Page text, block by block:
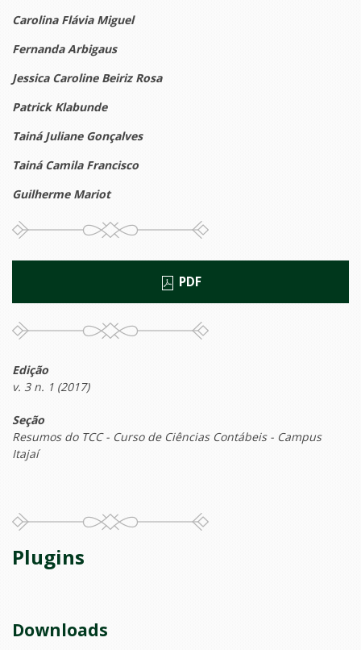
Carolina Flávia Miguel
Fernanda Arbigaus
Jessica Caroline Beiriz Rosa
Patrick Klabunde
Tainá Juliane Gonçalves
Tainá Camila Francisco
Guilherme Mariot
PDF
Edição
v. 3 n. 1 (2017)
Seção
Resumos do TCC - Curso de Ciências Contábeis - Campus
Itajaí
Plugins
Downloads